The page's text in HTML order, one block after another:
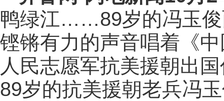
鸭绿江……89岁的冯玉俊
铿锵有力的声音唱着《
人民志愿军抗美援朝出
89岁的抗美援朝老兵冯